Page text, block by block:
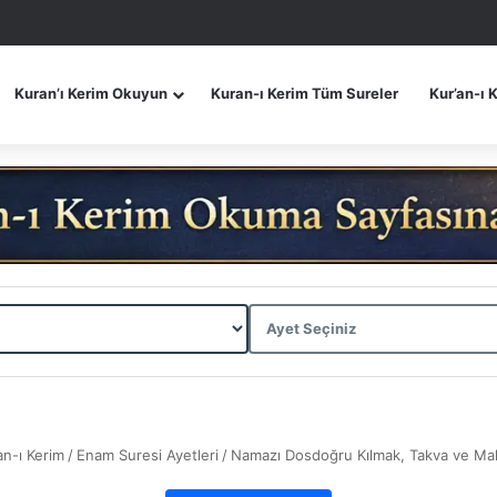
Kuran’ı Kerim Okuyun Kuran-ı Kerim Tüm Sureler Kur’an-ı
ı Kerim / Enam Suresi Ayetleri / Namazı Dosdoğru Kılmak, Takva ve